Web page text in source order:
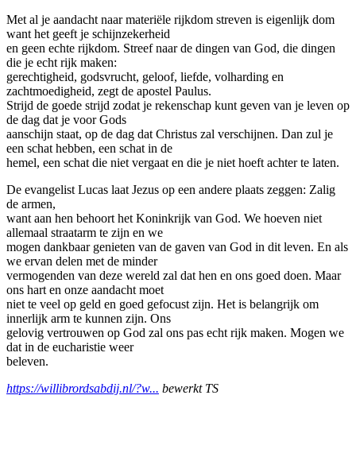
Met al je aandacht naar materiële rijkdom streven is eigenlijk dom
want het geeft je schijnzekerheid
en geen echte rijkdom. Streef naar de dingen van God, die dingen
die je echt rijk maken:
gerechtigheid, godsvrucht, geloof, liefde, volharding en
zachtmoedigheid, zegt de apostel Paulus.
Strijd de goede strijd zodat je rekenschap kunt geven van je leven op
de dag dat je voor Gods
aanschijn staat, op de dag dat Christus zal verschijnen. Dan zul je
een schat hebben, een schat in de
hemel, een schat die niet vergaat en die je niet hoeft achter te laten.
De evangelist Lucas laat Jezus op een andere plaats zeggen: Zalig
de armen,
want aan hen behoort het Koninkrijk van God. We hoeven niet
allemaal straatarm te zijn en we
mogen dankbaar genieten van de gaven van God in dit leven. En als
we ervan delen met de minder
vermogenden van deze wereld zal dat hen en ons goed doen. Maar
ons hart en onze aandacht moet
niet te veel op geld en goed gefocust zijn. Het is belangrijk om
innerlijk arm te kunnen zijn. Ons
gelovig vertrouwen op God zal ons pas echt rijk maken. Mogen we
dat in de eucharistie weer
beleven.
https://willibrordsabdij.nl/?w... bewerkt TS